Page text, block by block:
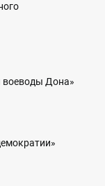
воеводы Дона»